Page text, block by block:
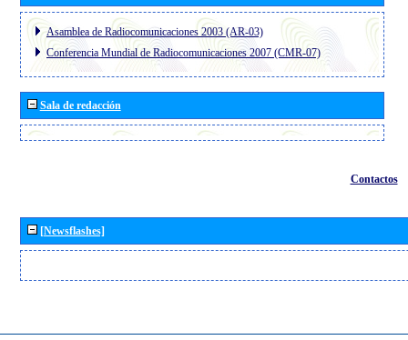
Asamblea de Radiocomunicaciones 2003 (AR-03)
Conferencia Mundial de Radiocomunicaciones 2007 (CMR-07)
Sala de redacción
Contactos
[Newsflashes]